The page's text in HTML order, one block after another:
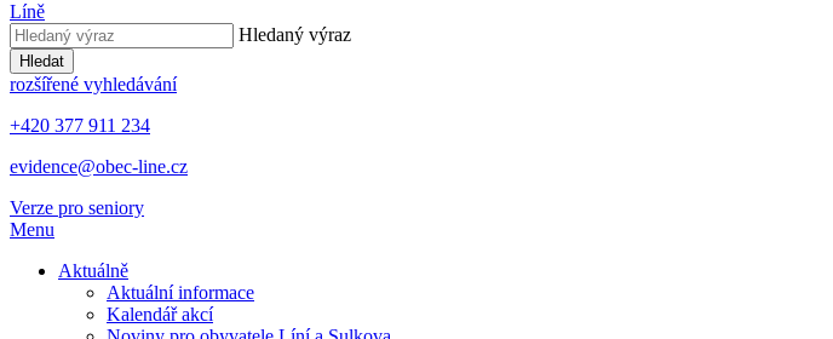
Líně
Hledaný výraz
Hledat
rozšířené vyhledávání
+420 377 911 234
evidence@obec-line.cz
Verze pro seniory
Menu
Aktuálně
Aktuální informace
Kalendář akcí